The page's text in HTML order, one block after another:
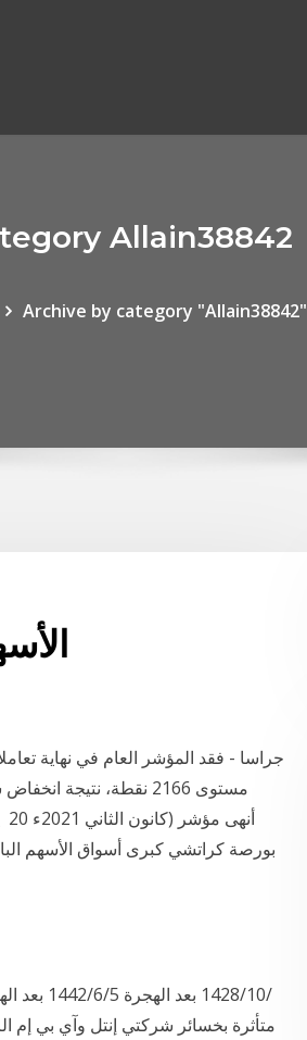
Allain38842
Archive by category "Allain38842"
جراسا - فقد المؤشر العام في نهاية
متأثرة بخسائر شركتي إنتل وآي بي إم